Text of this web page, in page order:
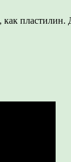
пластилин.